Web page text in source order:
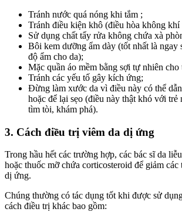
Tránh nước quá nóng khi tắm ;
Tránh điều kiện khô (điều hòa không
Sử dụng chất tẩy rửa không chứa xà
Bôi kem dưỡng ẩm dày (tốt nhất là ngay
độ ẩm cho da);
Mặc quần áo mềm bằng sợi tự nhiên cho
Tránh các yếu tố gây kích ứng;
Đừng làm xước da vì điều này có thể
hoặc để lại sẹo (điều này thật khó với trẻ
tìm tòi, khám phá).
3. Cách điều trị viêm da dị ứng
Trong hầu hết các trường hợp, các bác sĩ da
hoặc thuốc mỡ chứa corticosteroid để giảm
dị ứng.
Chúng thường có tác dụng tốt khi được sử
cách điều trị khác bao gồm: